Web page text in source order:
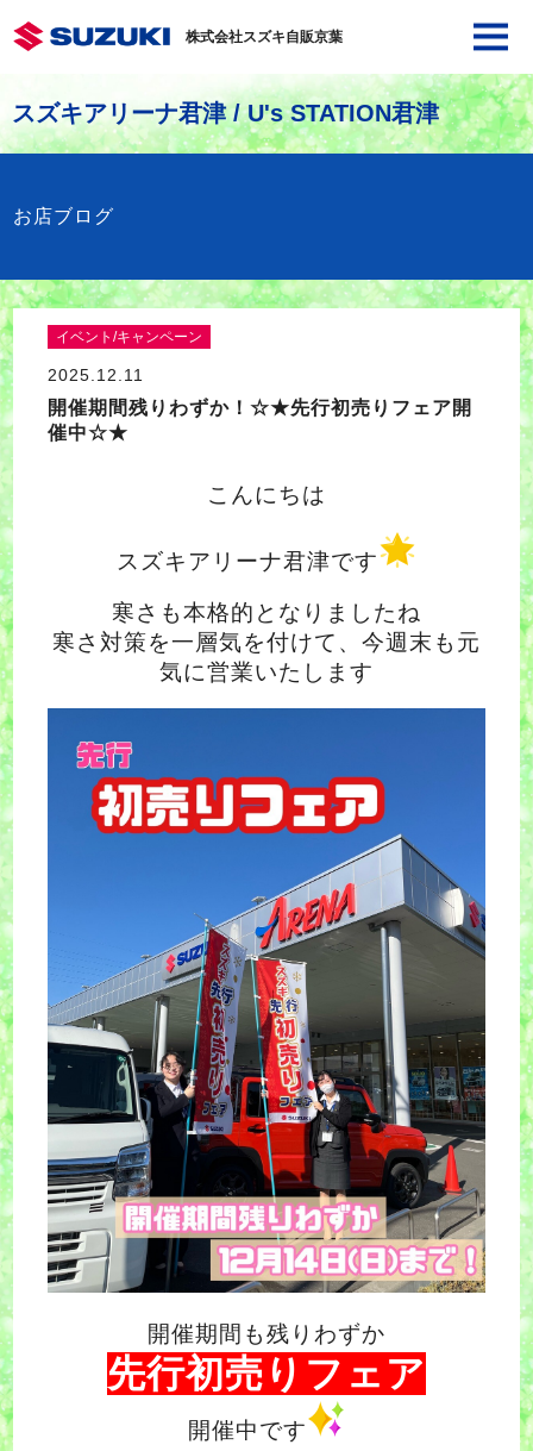
株式会社スズキ自販京葉
スズキアリーナ君津 / U's STATION君津
お店ブログ
イベント/キャンペーン
2025.12.11
開催期間残りわずか！☆★先行初売りフェア開
催中☆★
こんにちは
スズキアリーナ君津です
寒さも本格的となりましたね
寒さ対策を一層気を付けて、今週末も元
気に営業いたします
開催期間も残りわずか
先行初売りフェア
開催中です